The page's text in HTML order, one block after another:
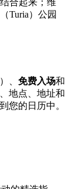
Turia）公园
、 免费入场和
地点、地址和
您的日历中。